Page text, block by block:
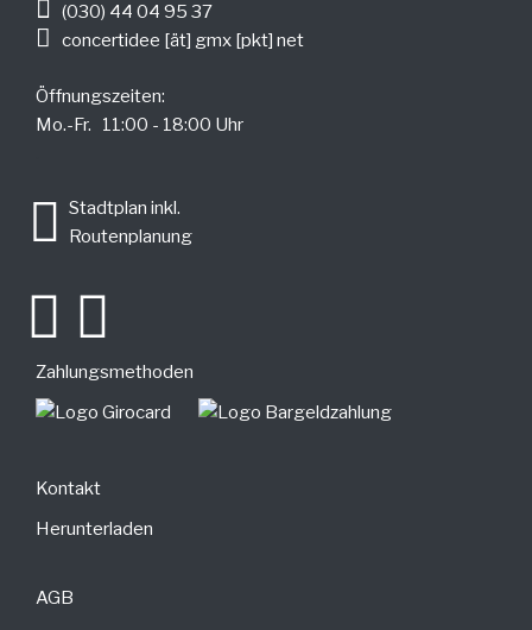
(030) 44 04 95 37
concertidee [ät] gmx [pkt] net
Öffnungszeiten:
Mo.-Fr. 11:00 - 18:00 Uhr
Stadtplan inkl.
Routenplanung
Zahlungsmethoden
Kontakt
Herunterladen
AGB